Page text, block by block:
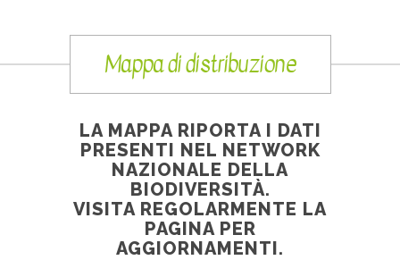
Mappa di distribuzione
LA MAPPA RIPORTA I DATI
PRESENTI NEL NETWORK
NAZIONALE DELLA
BIODIVERSITÀ.
VISITA REGOLARMENTE LA
PAGINA PER
AGGIORNAMENTI.